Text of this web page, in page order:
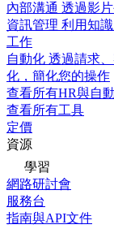
內部溝通 透過影
資訊管理 利用知
工作
自動化 透過請求
化，簡化您的操作
查看所有HR與自
查看所有工具
定價
資源
學習
網路研討會
服務台
指南與API文件